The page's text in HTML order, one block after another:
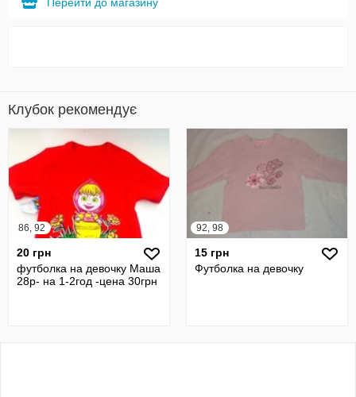
Клубок рекомендує
86, 92
20 грн
футболка на девочку Маша
28р- на 1-2год -цена 30грн
92, 98
15 грн
Футболка на девочку